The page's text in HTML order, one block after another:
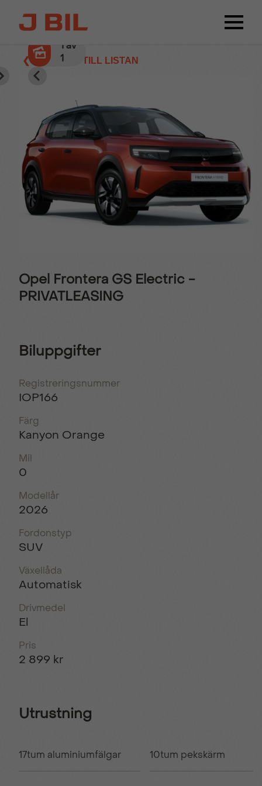
❮ TILLBAKA TILL LISTAN
1av
1
Opel Frontera GS Electric -
PRIVATLEASING
Biluppgifter
Registreringsnummer
IOP166
Färg
Kanyon Orange
Mil
0
Modellår
2026
Fordonstyp
SUV
Växellåda
Automatisk
Drivmedel
El
Pris
2 899 kr
Utrustning
17tum aluminiumfälgar 10tum pekskärm